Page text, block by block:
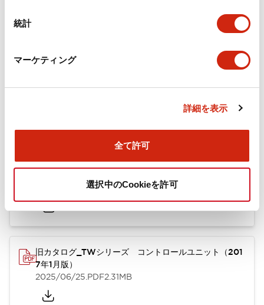
統計
マーケティング
詳細を表示
全て許可
選択中のCookieを許可
カタログ
（日本語）
TWシリーズ コントロールユニット（2025年6月版）
.PDF1.65MB
旧カタログ_TWシリーズ コントロールユニット（201
7年1月版）
2025/06/25.PDF2.31MB